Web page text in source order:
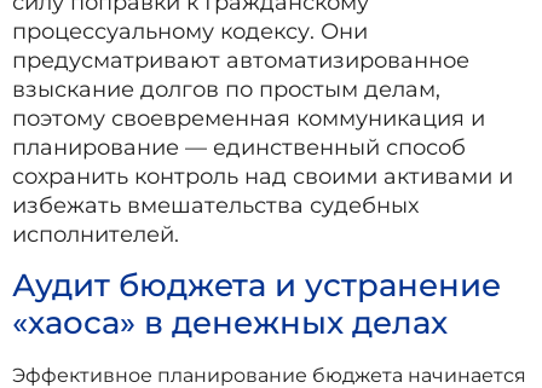
процессуальному кодексу. Они
предусматривают автоматизированное
взыскание долгов по простым делам,
поэтому своевременная коммуникация и
планирование — единственный способ
сохранить контроль над своими активами и
избежать вмешательства судебных
исполнителей.
Аудит бюджета и устранение
«хаоса» в денежных делах
Эффективное планирование бюджета начинается